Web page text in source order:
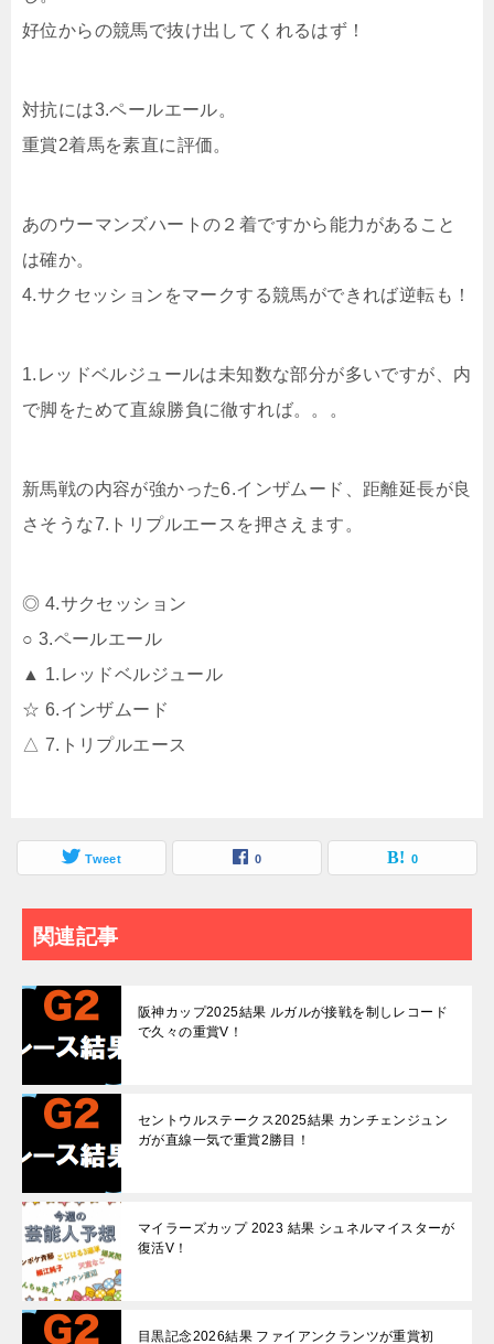
好位からの競馬で抜け出してくれるはず！
対抗には3.ペールエール。
重賞2着馬を素直に評価。
あのウーマンズハートの２着ですから能力があること
は確か。
4.サクセッションをマークする競馬ができれば逆転も！
1.レッドベルジュールは未知数な部分が多いですが、内
で脚をためて直線勝負に徹すれば。。。
新馬戦の内容が強かった6.インザムード、距離延長が良
さそうな7.トリプルエースを押さえます。
◎ 4.サクセッション
○ 3.ペールエール
▲ 1.レッドベルジュール
☆ 6.インザムード
△ 7.トリプルエース
Tweet 0 0
関連記事
阪神カップ2025結果 ルガルが接戦を制しレコード
で久々の重賞V！
セントウルステークス2025結果 カンチェンジュン
ガが直線一気で重賞2勝目！
マイラーズカップ 2023 結果 シュネルマイスターが
復活V！
目黒記念2026結果 ファイアンクランツが重賞初